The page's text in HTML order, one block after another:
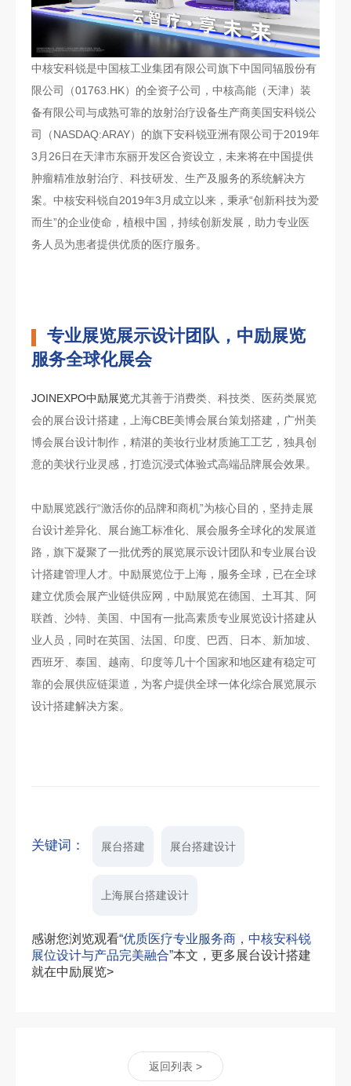
中核安科锐是中国核工业集团有限公司旗下中国同辐股份有
限公司（01763.HK）的全资子公司，中核高能（天津）装
备有限公司与成熟可靠的放射治疗设备生产商美国安科锐公
司（NASDAQ:ARAY）的旗下安科锐亚洲有限公司于2019年
3月26日在天津市东丽开发区合资设立，未来将在中国提供
肿瘤精准放射治疗、科技研发、生产及服务的系统解决方
案。中核安科锐自2019年3月成立以来，秉承“创新科技为爱
而生”的企业使命，植根中国，持续创新发展，助力专业医
务人员为患者提供优质的医疗服务。
专业展览展示设计团队，中励展览
服务全球化展会
JOINEXPO中励展览尤其善于消费类、科技类、医药类展览
会的展台设计搭建，上海CBE美博会展台策划搭建，广州美
博会展台设计制作，精湛的美妆行业材质施工工艺，独具创
意的美状行业灵感，打造沉浸式体验式高端品牌展会效果。
中励展览践行“激活你的品牌和商机”为核心目的，坚持走展
台设计差异化、展台施工标准化、展会服务全球化的发展道
路，旗下凝聚了一批优秀的展览展示设计团队和专业展台设
计搭建管理人才。中励展览位于上海，服务全球，已在全球
建立优质会展产业链供应网，中励展览在德国、土耳其、阿
联酋、沙特、美国、中国有一批高素质专业展览设计搭建从
业人员，同时在英国、法国、印度、巴西、日本、新加坡、
西班牙、泰国、越南、印度等几十个国家和地区建有稳定可
靠的会展供应链渠道，为客户提供全球一体化综合展览展示
设计搭建解决方案。
关键词： 展台搭建 展台搭建设计
上海展台搭建设计
感谢您浏览观看“优质医疗专业服务商，中核安科锐
展位设计与产品完美融合”本文，更多展台设计搭建
就在中励展览>
返回列表 >